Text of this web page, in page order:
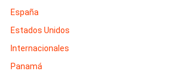
España
Estados Unidos
Internacionales
Panamá